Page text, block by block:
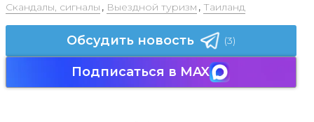
Скандалы, сигналы , Выездной туризм , Таиланд
Обсудить новость (3)
Подписаться в MAX